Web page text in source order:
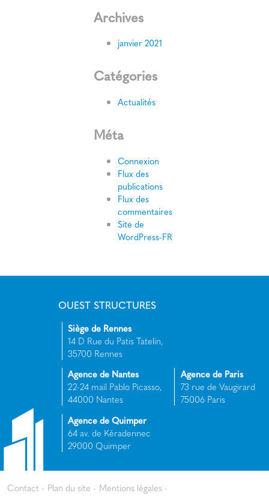
Archives
janvier 2021
Catégories
Actualités
Méta
Connexion
Flux des
publications
Flux des
commentaires
Site de
WordPress-FR
OUEST STRUCTURES
Siège de Rennes
14 D Rue du Patis Tatelin,
35700 Rennes
Agence de Nantes
22-24 mail Pablo Picasso,
44000 Nantes
Agence de Paris
73 rue de Vaugirard
75006 Paris
Agence de Quimper
64 av. de Kéradennec
29000 Quimper
Contact Plan du site Mentions légales